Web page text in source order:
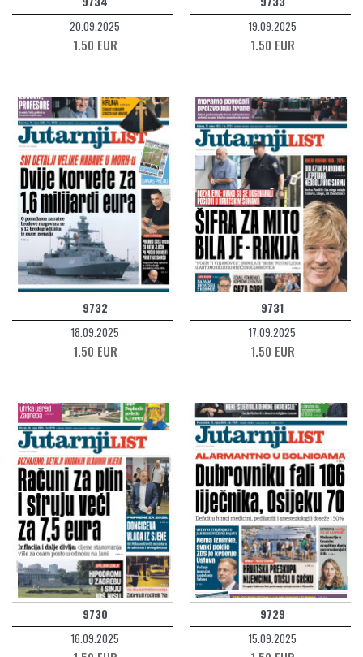
20.09.2025
1.50 EUR
19.09.2025
1.50 EUR
9732
18.09.2025
1.50 EUR
9731
17.09.2025
1.50 EUR
9730
16.09.2025
9729
15.09.2025